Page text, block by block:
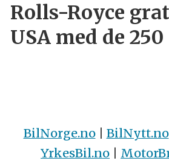
Rolls-Royce
USA med de 250
BilNorge.no| BilNytt.no
YrkesBil.no |